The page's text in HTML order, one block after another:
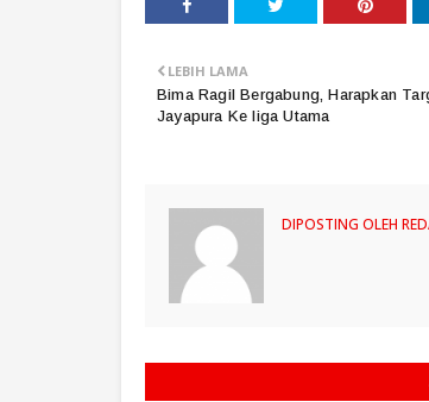
LEBIH LAMA
Bima Ragil Bergabung, Harapkan
Jayapura Ke liga Utama
DIPOSTING OLEH